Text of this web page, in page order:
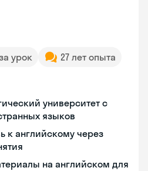
урок
27 лет опыта
университет с
языков
к английскому через
на английском для